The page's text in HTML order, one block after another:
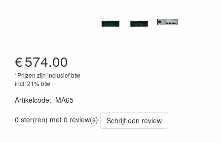
€574.00
*Prijzen zijn inclusief btw
incl. 21% btw
Artikelcode: MA65
0 ster(ren) met 0 review(s)
Schrijf een review